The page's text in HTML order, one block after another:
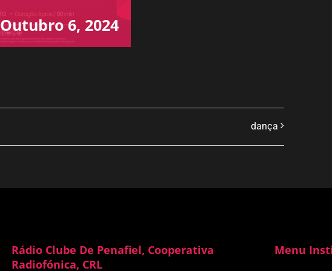
Outubro 6, 2024
dança
Rádio Clube De Penafiel, Cooperativa
Radiofónica, CRL
Menu